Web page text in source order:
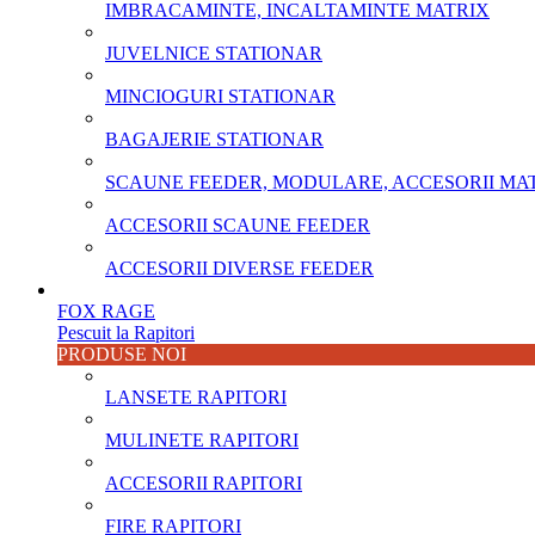
IMBRACAMINTE, INCALTAMINTE MATRIX
JUVELNICE STATIONAR
MINCIOGURI STATIONAR
BAGAJERIE STATIONAR
SCAUNE FEEDER, MODULARE, ACCESORII
ACCESORII SCAUNE FEEDER
ACCESORII DIVERSE FEEDER
FOX RAGE
Pescuit la Rapitori
PRODUSE NOI
LANSETE RAPITORI
MULINETE RAPITORI
ACCESORII RAPITORI
FIRE RAPITORI